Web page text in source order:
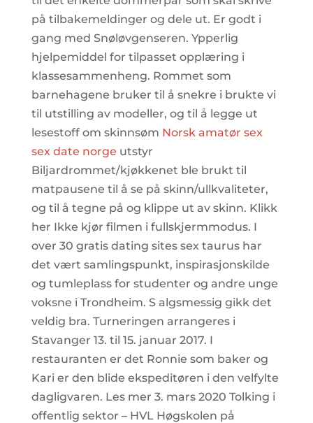
på tilbakemeldinger og dele ut. Er godt i
gang med Snøløvgenseren. Ypperlig
hjelpemiddel for tilpasset opplæring i
klassesammenheng. Rommet som
barnehagene bruker til å snekre i brukte vi
til utstilling av modeller, og til å legge ut
lesestoff om skinnsøm Norsk amatør sex
sex date norge utstyr
Biljardrommet/kjøkkenet ble brukt til
matpausene til å se på skinn/ullkvaliteter,
og til å tegne på og klippe ut av skinn. Klikk
her Ikke kjør filmen i fullskjermmodus. I
over 30 gratis dating sites sex taurus har
det vært samlingspunkt, inspirasjonskilde
og tumleplass for studenter og andre unge
voksne i Trondheim. S algsmessig gikk det
veldig bra. Turneringen arrangeres i
Stavanger 13. til 15. januar 2017. I
restauranten er det Ronnie som baker og
Kari er den blide ekspeditøren i den velfylte
dagligvaren. Les mer 3. mars 2020 Tolking i
offentlig sektor – HVL Høgskolen på